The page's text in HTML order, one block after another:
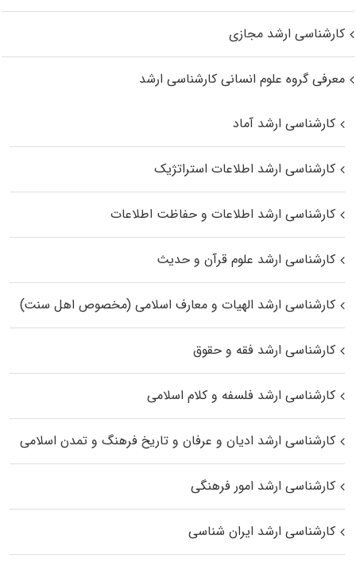
کارشناسی ارشد مجازی
معرفی گروه علوم انسانی کارشناسی ارشد
کارشناسی ارشد آماد
کارشناسی ارشد اطلاعات استراتژیک
کارشناسی ارشد اطلاعات و حفاظت اطلاعات
کارشناسی ارشد علوم قرآن و حدیث
کارشناسی ارشد الهیات و معارف اسلامی (مخصوص اهل سنت)
کارشناسی ارشد فقه و حقوق
کارشناسی ارشد فلسفه و کلام اسلامی
کارشناسی ارشد ادیان و عرفان و تاریخ فرهنگ و تمدن اسلامی
کارشناسی ارشد امور فرهنگی
کارشناسی ارشد ایران شناسی